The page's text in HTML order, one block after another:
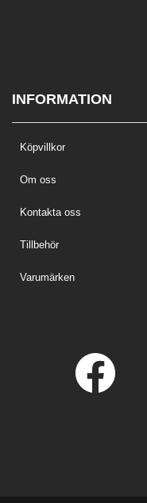
INFORMATION
Köpvillkor
Om oss
Kontakta oss
Tillbehör
Varumärken